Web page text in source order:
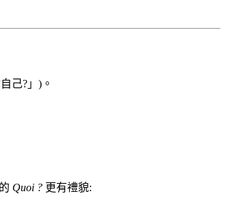
己?」)。
Quoi ? 更有禮貌: